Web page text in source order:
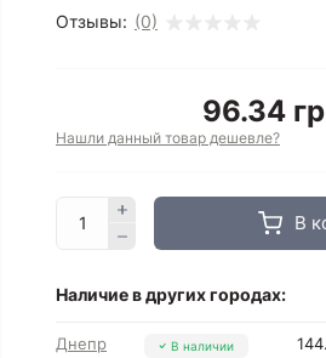
Отзывы: (0)
96.34
Нашли данный товар дешевле?
В
Наличие в других городах:
Днепр В наличии